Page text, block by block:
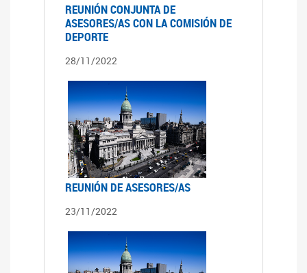
REUNIÓN CONJUNTA DE
ASESORES/AS CON LA COMISIÓN DE
DEPORTE
28/11/2022
REUNIÓN DE ASESORES/AS
23/11/2022